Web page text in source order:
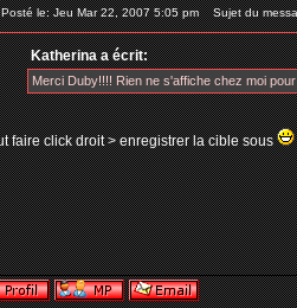
Posté le: Jeu Mar 22, 2007 5:05 pm Sujet du
Katherina a écrit:
Merci Duby!!!! Rien ne s'affiche chez moi
faire click droit > enregistrer la cible sous